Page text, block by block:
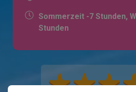
Sommerzeit -7 Stunden,
Stunden